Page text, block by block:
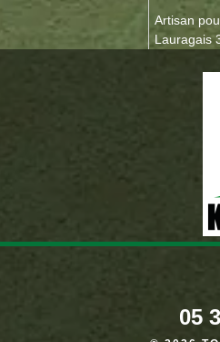
Artisan
Lauragais
05